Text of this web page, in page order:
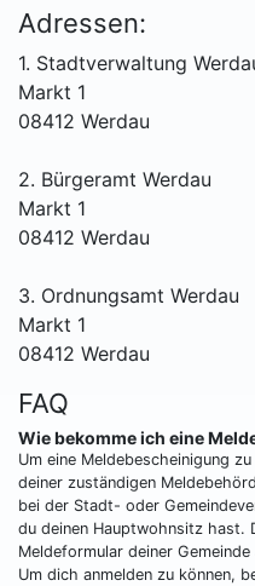
Adressen:
1. Stadtverwaltung
Markt 1
08412 Werdau
2. Bürgeramt Werdau
Markt 1
08412 Werdau
3. Ordnungsamt Werdau
Markt 1
08412 Werdau
FAQ
Wie bekomme ich eine
Um eine Meldebescheinigung
deiner zuständigen
bei der Stadt- oder
du deinen Hauptwohnsitz hast.
Meldeformular deiner Gemeinde
Um dich anmelden zu können,